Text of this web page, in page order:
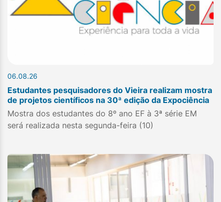
06.08.26
Estudantes pesquisadores do Vieira realizam mostra
de projetos científicos na 30ª edição da Expociência
Mostra dos estudantes do 8º ano EF à 3ª série EM
será realizada nesta segunda-feira (10)